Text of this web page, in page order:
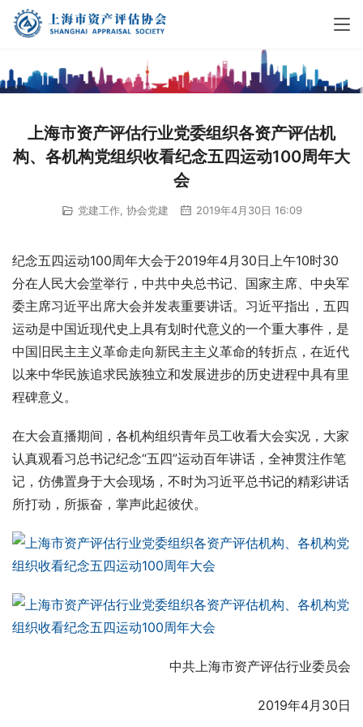
上海市资产评估行业党委组织各资产评估机
构、各机构党组织收看纪念五四运动100周年大
会
党建工作, 协会党建 2019年4月30日 16:09
纪念五四运动100周年大会于2019年4月30日上午10时30
分在人民大会堂举行，中共中央总书记、国家主席、中央军
委主席习近平出席大会并发表重要讲话。习近平指出，五四
运动是中国近现代史上具有划时代意义的一个重大事件，是
中国旧民主主义革命走向新民主主义革命的转折点，在近代
以来中华民族追求民族独立和发展进步的历史进程中具有里
程碑意义。
在大会直播期间，各机构组织青年员工收看大会实况，大家
认真观看习总书记纪念“五四”运动百年讲话，全神贯注作笔
记，仿佛置身于大会现场，不时为习近平总书记的精彩讲话
所打动，所振奋，掌声此起彼伏。
中共上海市资产评估行业委员会
2019年4月30日